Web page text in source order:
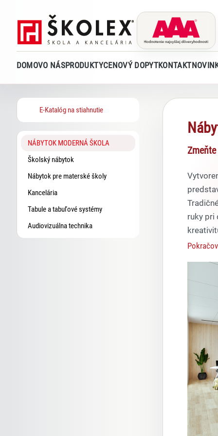
DOMOVO NÁSPRODUKTYCENOVÝ DOPYTKONTAKT
E-Katalóg na stiahnutie
NÁBYTOK MODERNÁ ŠKOLA
Školský nábytok
Nábytok pre materské školy
Kancelária
Tabule a tabuľové systémy
Audiovizuálna technika
ruky pri